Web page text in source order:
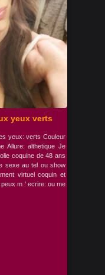
yeux verts
yeux: verts Couleur
Allure: althetique Je
coquine de 48 ans
sexe au tel ou show
virtuel coquin et
m ' ecrire: ou me